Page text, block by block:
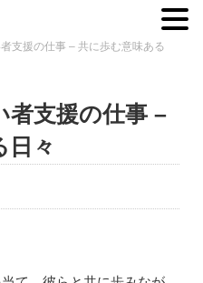
支援の仕事 – 共に歩む意味ある
者支援の仕事 –
日々